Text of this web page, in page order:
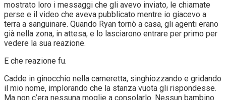
mostrato loro i messaggi che gli avevo inviato, le chiamate
perse e il video che aveva pubblicato mentre io giacevo a
terra a sanguinare. Quando Ryan tornò a casa, gli agenti erano
già nella zona, in attesa, e lo lasciarono entrare per primo per
vedere la sua reazione.
E che reazione fu.
Cadde in ginocchio nella cameretta, singhiozzando e gridando
il mio nome, implorando che la stanza vuota gli rispondesse.
Ma non c’era nessuna moglie a consolarlo. Nessun bambino